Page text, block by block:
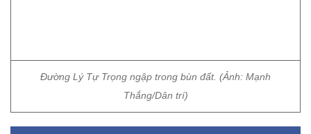
Theo bản tin phát đi sáng nay của Trung tâm
dự báo khí tượng thủy văn Quốc gia, do ảnh